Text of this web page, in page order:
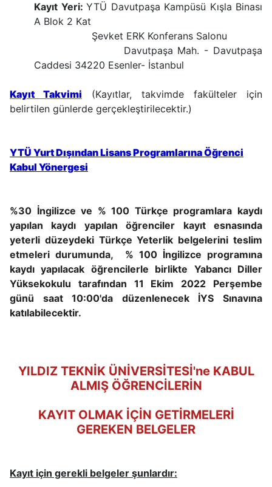
Kayıt Yeri: YTÜ Davutpaşa Kampüsü Kışla Binası
A Blok 2 Kat
Şevket ERK Konferans Salonu
Davutpaşa Mah. - Davutpaşa
Caddesi 34220 Esenler- İstanbul
Kayıt Takvimi (Kayıtlar, takvimde fakülteler için
belirtilen günlerde gerçekleştirilecektir.)
YTÜ Yurt Dışından Lisans Programlarına Öğrenci
Kabul Yönergesi
%30 İngilizce ve % 100 Türkçe programlara kaydı
yapılan kaydı yapılan öğrenciler kayıt esnasında
yeterli düzeydeki Türkçe Yeterlik belgelerini teslim
etmeleri durumunda, % 100 İngilizce programına
kaydı yapılacak öğrencilerle birlikte Yabancı Diller
Yüksekokulu tarafından 11 Ekim 2022 Perşembe
günü saat 10:00'da düzenlenecek İYS Sınavına
katılabilecektir.
YILDIZ TEKNİK ÜNİVERSİTESİ'ne KABUL
ALMIŞ ÖĞRENCİLERİN
KAYIT OLMAK İÇİN GETİRMELERİ
GEREKEN BELGELER
Kayıt için gerekli belgeler şunlardır: